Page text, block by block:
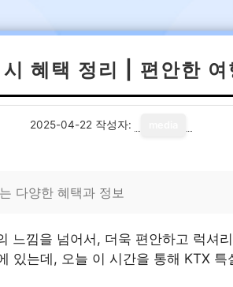
혜택 정리 | 편안한 여
2025-04-22 작성자:
다양한 혜택과 정보
느낌을 넘어서, 더욱 편안하고 럭셔
있는데, 오늘 이 시간을 통해 KTX 특